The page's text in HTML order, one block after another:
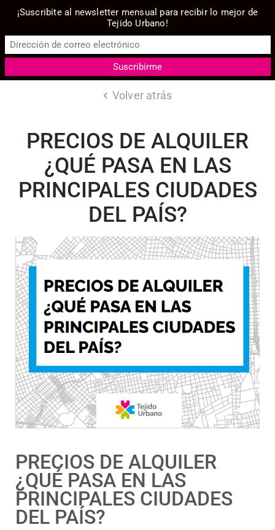
Volver atrás
PRECIOS DE ALQUILER
¿QUÉ PASA EN LAS
PRINCIPALES CIUDADES
DEL PAÍS?
PRECIOS DE ALQUILER
¿QUÉ PASA EN LAS
PRINCIPALES CIUDADES
DEL PAÍS?
¡Suscribite al newsletter mensual para recibir lo mejor de
Tejido Urbano!